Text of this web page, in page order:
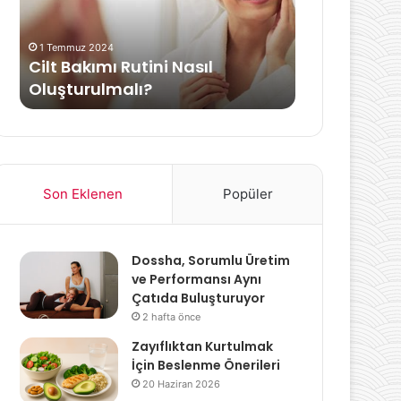
1 Temmuz 2024
Cilt Bakımı Rutini Nasıl
Oluşturulmalı?
Püf
Noktaları
20 Haziran 2026
Tam
ve Püf
Son Eklenen Popüler
Dossha, Sorumlu Üretim
ve Performansı Aynı
Çatıda Buluşturuyor
2 hafta önce
Zayıflıktan Kurtulmak
İçin Beslenme Önerileri
20 Haziran 2026